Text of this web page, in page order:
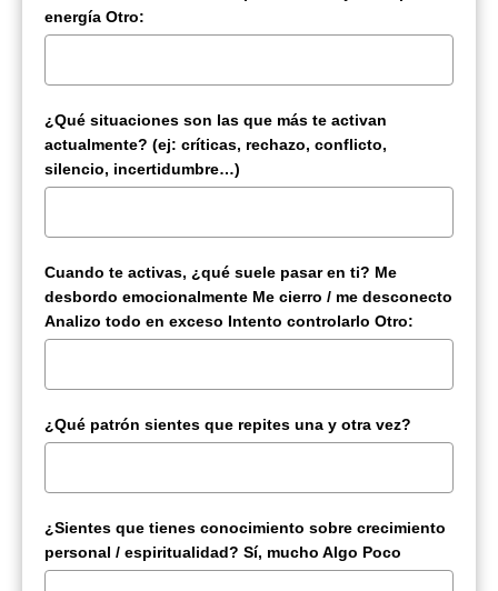
energía Otro:
¿Qué situaciones son las que más te activan
actualmente? (ej: críticas, rechazo, conflicto,
silencio, incertidumbre…)
Cuando te activas, ¿qué suele pasar en ti? Me
desbordo emocionalmente Me cierro / me desconecto
Analizo todo en exceso Intento controlarlo Otro:
¿Qué patrón sientes que repites una y otra vez?
¿Sientes que tienes conocimiento sobre crecimiento
personal / espiritualidad? Sí, mucho Algo Poco